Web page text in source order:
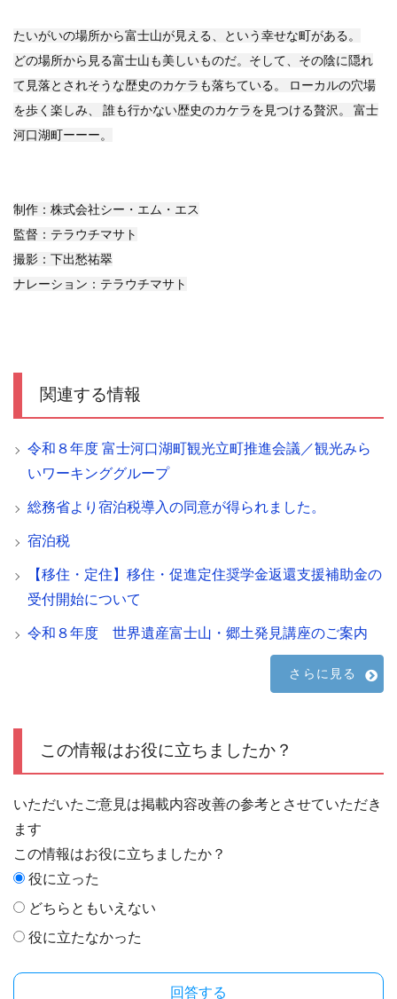
たいがいの場所から富士山が見える、という幸せな町がある。
どの場所から見る富士山も美しいものだ。そして、その陰に隠れ
て見落とされそうな歴史のカケラも落ちている。 ローカルの穴場
を歩く楽しみ、 誰も行かない歴史のカケラを見つける贅沢。 富士
河口湖町ーーー。
制作：株式会社シー・エム・エス
監督：テラウチマサト
撮影：下出愁祐翠
ナレーション：テラウチマサト
関連する情報
令和８年度 富士河口湖町観光立町推進会議／観光みら
いワーキンググループ
総務省より宿泊税導入の同意が得られました。
宿泊税
【移住・定住】移住・促進定住奨学金返還支援補助金の
受付開始について
令和８年度 世界遺産富士山・郷土発見講座のご案内
さらに見る
この情報はお役に立ちましたか？
いただいたご意見は掲載内容改善の参考とさせていただき
ます
この情報はお役に立ちましたか？
役に立った
どちらともいえない
役に立たなかった